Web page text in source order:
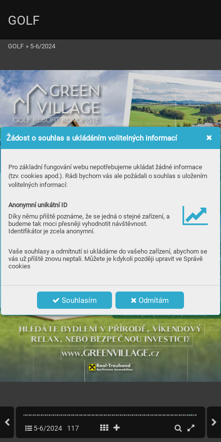
Žádost o souhlas s ukládáním volitelných informací
Pro základní fungování webu nepotřebujeme ukládat žádné informace
(tzv. cookies apod.). Rádi bychom vás ale požádali o souhlas s uložením
volitelných informací:
Anonymní unikátní ID
Díky němu příště poznáme, že se jedná o stejné zařízení, a
budeme tak moci přesněji vyhodnotit návštěvnost.
Identifikátor je zcela anonymní.
Vaše souhlasy a odmítnutí si ukládáme do vašeho zařízení, abychom se
vás už příště znovu neptali. Můžete je kdykoli později upravit ve Správě
cookies
Souhlasím Odmítám
GOLF
GOLF » 5-6/2024
5-6/2024 117